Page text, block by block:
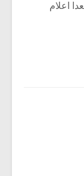
اعلام